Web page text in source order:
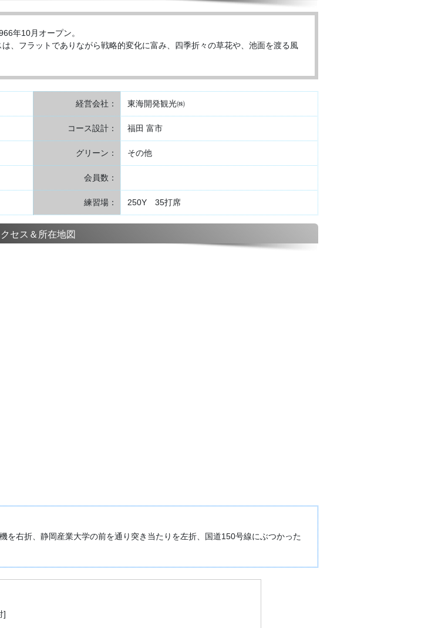
年10月オープン。
、フラットでありながら戦略的変化に富み、四季折々の草花や、池面を渡る風
経営会社： 東海開発観光㈱
コース設計： 福田 富市
グリーン： その他
会員数：
練習場： 250Y 35打席
セス＆所在地図
を右折、静岡産業大学の前を通り突き当たりを左折、国道150号線にぶつかった
]